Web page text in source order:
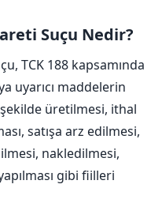
Suçu Nedir?
TCK 188 kapsamında
uyarıcı maddelerin
şekilde üretilmesi, ithal
satışa arz edilmesi,
nakledilmesi,
gibi fiilleri